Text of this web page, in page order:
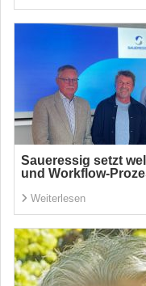
Saueressig setzt
und Workflow-
Weiterlesen